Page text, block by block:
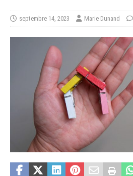
septembre 14, 2023 Marie Dunand